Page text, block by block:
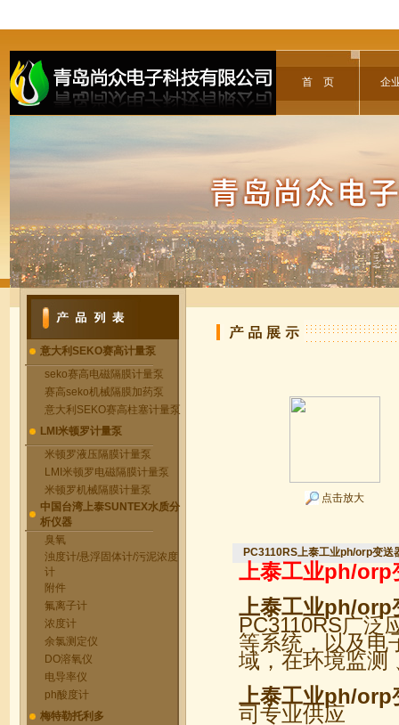
首 页 企
意大利SEKO赛高计量泵
seko赛高电磁隔膜计量泵
赛高seko机械隔膜加药泵
意大利SEKO赛高柱塞计量泵
LMI米顿罗计量泵
米顿罗液压隔膜计量泵
LMI米顿罗电磁隔膜计量泵
米顿罗机械隔膜计量泵
中国台湾上泰SUNTEX水质分
析仪器
臭氧
浊度计/悬浮固体计/污泥浓度
计
附件
氟离子计
浓度计
余氯测定仪
DO溶氧仪
电导率仪
ph酸度计
梅特勒托利多
点击放大
PC3110RS上泰工业ph/orp变送
上泰工业ph/orp
上泰工业ph/orp
PC3110RS广泛
等系统，以及电
域，在环境监测
上泰工业ph/orp
司专业供应